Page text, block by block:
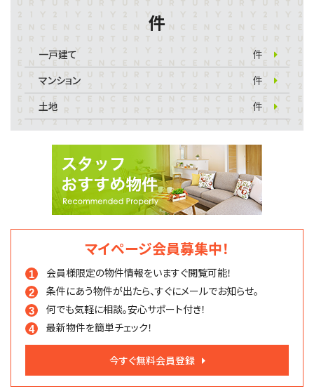
件
一戸建て
件
マンション
件
土地
件
マイページ会員募集中！
会員様限定の物件情報をいますぐ閲覧可能！
条件にあう物件が出たら、すぐにメールでお知らせ。
何でも気軽に相談。安心サポート付き！
最新物件を簡単チェック！
今すぐ無料会員登録